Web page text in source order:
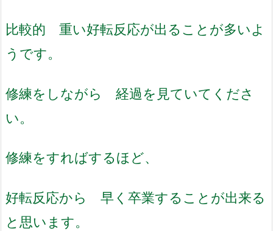
比較的 重い好転反応が出ることが多いよ
うです。
修練をしながら 経過を見ていてくださ
い。
修練をすればするほど、
好転反応から 早く卒業することが出来る
と思います。